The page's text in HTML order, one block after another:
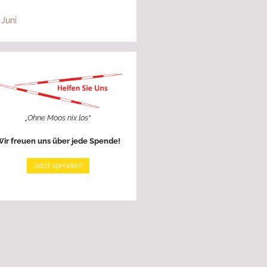
„Ohne Moos nix los“
freuen uns über jede Spende!
Jetzt spenden!